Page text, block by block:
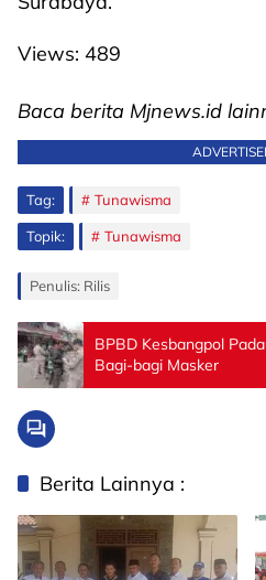
Views: 489
Baca berita Mjnews.id
Tag: Tunawisma
Topik: Tunawisma
Penulis: Rilis
BPBD Kesbangpol
Bagi-bagi Masker
Berita Lainnya :